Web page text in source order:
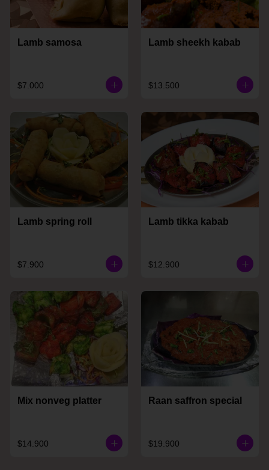
Lamb samosa
$7.000
Lamb sheekh kabab
$13.500
Lamb spring roll
$7.900
Lamb tikka kabab
$12.900
Mix nonveg platter
$14.900
Raan saffron special
$19.900